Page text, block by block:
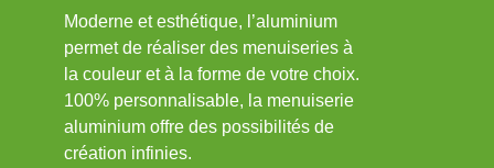
Moderne et esthétique, l’aluminium
permet de réaliser des menuiseries à
la couleur et à la forme de votre choix.
100% personnalisable, la menuiserie
aluminium offre des possibilités de
création infinies.